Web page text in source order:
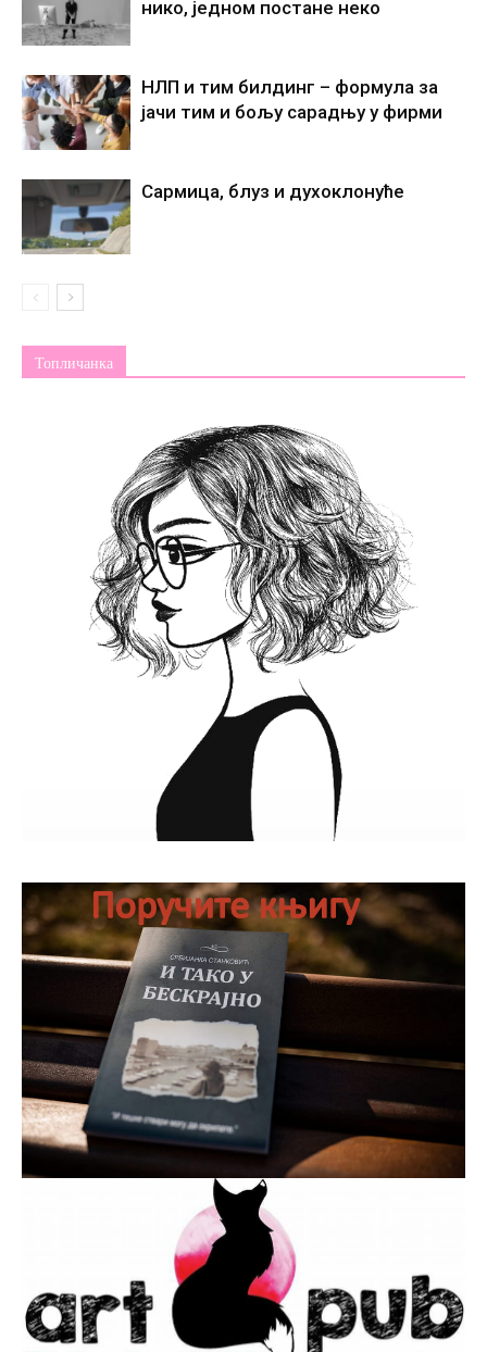
нико, једном постане некo
НЛП и тим билдинг – формула за
јачи тим и бољу сарадњу у фирми
Сармица, блуз и духоклонуће
Топличанка